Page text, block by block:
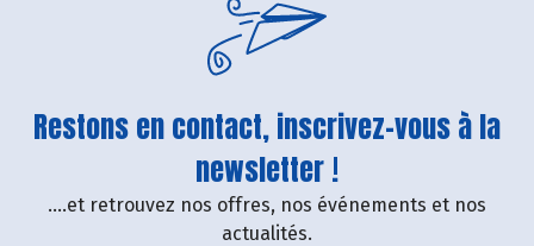
Restons en contact, inscrivez-vous à la
newsletter !
....et retrouvez nos offres, nos événements et nos
actualités.